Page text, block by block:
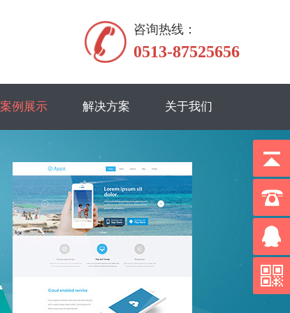
咨询热线：
0513-87525656
案例展示 解决方案 关于我们